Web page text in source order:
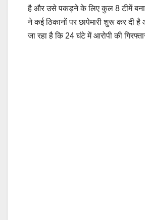
है और उसे पकड़ने के लिए कुल 8 टीमें
ने कई ठिकानों पर छापेमारी शुरू कर दी
जा रहा है कि 24 घंटे में आरोपी की